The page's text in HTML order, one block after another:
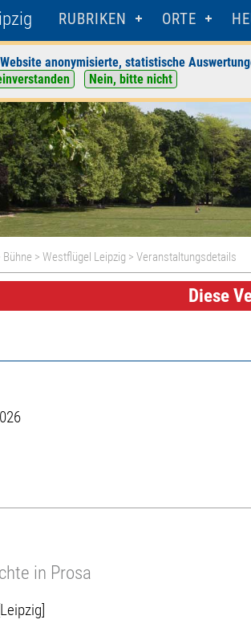
RUBRIKEN ORTE
anonymisierte, statistische
Nein, bitte nicht
Bühne >Westflügel Leipzig > Veranstaltungsdetails
Diese
in Prosa